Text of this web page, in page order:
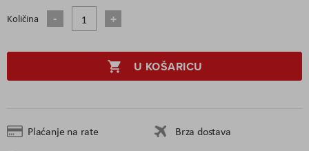
Količina
U KOŠARICU
Plaćanje na rate
Brza dostava